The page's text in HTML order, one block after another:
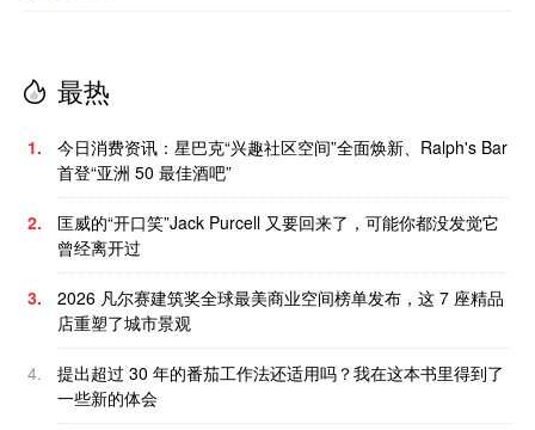
最热
1.
今日消费资讯：星巴克“兴趣社区空间”全面焕新、Ralph's Bar
首登“亚洲 50 最佳酒吧”
2.
匡威的“开口笑”Jack Purcell 又要回来了，可能你都没发觉它
曾经离开过
3.
2026 凡尔赛建筑奖全球最美商业空间榜单发布，这 7 座精品
店重塑了城市景观
4.
提出超过 30 年的番茄工作法还适用吗？我在这本书里得到了
一些新的体会